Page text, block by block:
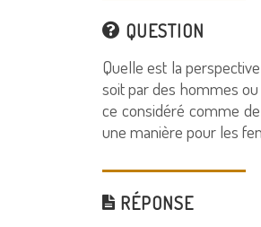
QUESTION
Quelle est la
soit par des hommes
ce considéré comme
une manière pour les
RÉPONSE